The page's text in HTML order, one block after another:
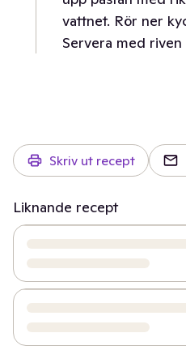
vattnet. Rör ner
Servera med riven
Skriv ut recept
Liknande recept